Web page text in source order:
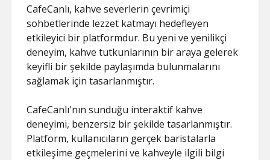
CafeCanlı, kahve severlerin çevrimiçi
sohbetlerinde lezzet katmayı hedefleyen
etkileyici bir platformdur. Bu yeni ve yenilikçi
deneyim, kahve tutkunlarının bir araya gelerek
keyifli bir şekilde paylaşımda bulunmalarını
sağlamak için tasarlanmıştır.
CafeCanlı'nın sunduğu interaktif kahve
deneyimi, benzersiz bir şekilde tasarlanmıştır.
Platform, kullanıcıların gerçek baristalarla
etkileşime geçmelerini ve kahveyle ilgili bilgi